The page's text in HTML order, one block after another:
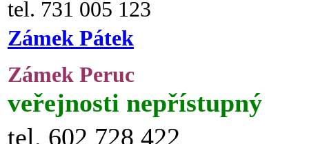
tel. 731 005 123
Zámek Pátek
Zámek Peruc
veřejnosti nepřístupný
tel. 602 728 422